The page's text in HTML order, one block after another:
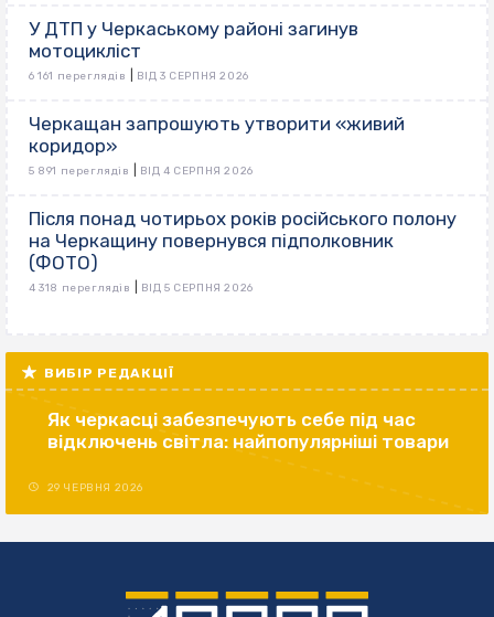
У ДТП у Черкаському районі загинув
мотоцикліст
6 161 переглядів ВІД 3 СЕРПНЯ 2026
Черкащан запрошують утворити «живий
коридор»
5 891 переглядів ВІД 4 СЕРПНЯ 2026
Після понад чотирьох років російського полону
на Черкащину повернувся підполковник
(ФОТО)
4 318 переглядів ВІД 5 СЕРПНЯ 2026
ВИБІР РЕДАКЦІЇ
Як черкасці забезпечують себе під час
відключень світла: найпопулярніші товари
29 ЧЕРВНЯ 2026